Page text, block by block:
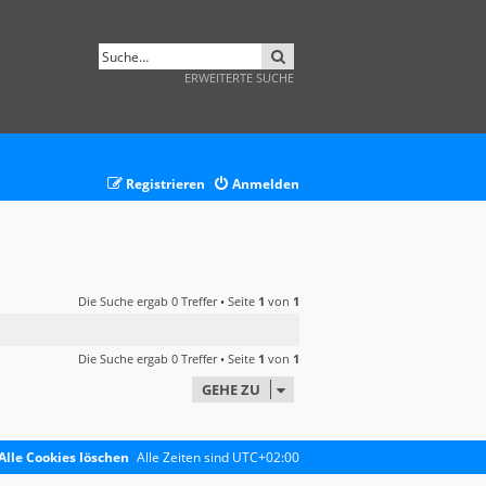
ERWEITERTE SUCHE
Anmelden
Registrieren
Die Suche ergab 0 Treffer • Seite 1 von 1
Die Suche ergab 0 Treffer • Seite 1 von 1
GEHE ZU
Alle Zeiten sind UTC+02:00
Cookies löschen